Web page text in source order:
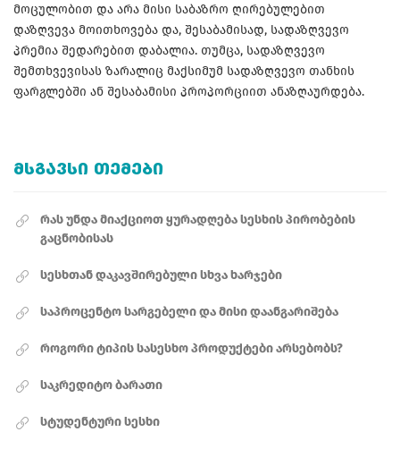
მოცულობით და არა მისი საბაზრო ღირებულებით
დაზღვევა მოითხოვება და, შესაბამისად, სადაზღვევო
პრემია შედარებით დაბალია. თუმცა, სადაზღვევო
შემთხვევისას ზარალიც მაქსიმუმ სადაზღვევო თანხის
ფარგლებში ან შესაბამისი პროპორციით ანაზღაურდება.
ᲛᲡᲒᲐᲕᲡᲘ ᲗᲔᲛᲔᲑᲘ
რას უნდა მიაქციოთ ყურადღება სესხის პირობების
გაცნობისას
სესხთან დაკავშირებული სხვა ხარჯები
საპროცენტო სარგებელი და მისი დაანგარიშება
როგორი ტიპის სასესხო პროდუქტები არსებობს?
საკრედიტო ბარათი
სტუდენტური სესხი